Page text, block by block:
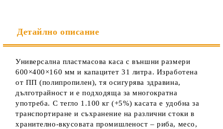
Детайлно описание
Универсална пластмасова каса с външни размери
600×400×160 мм и капацитет 31 литра. Изработена
от ПП (полипропилен), тя осигурява здравина,
дълготрайност и е подходяща за многократна
употреба. С тегло 1.100 кг (+5%) касата е удобна за
транспортиране и съхранение на различни стоки в
хранително-вкусовата промишленост – риба, месо,